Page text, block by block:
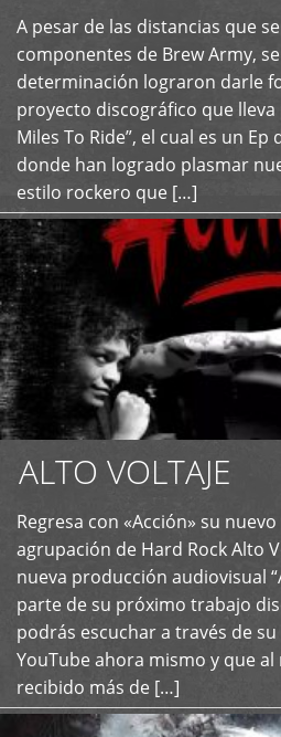
A pesar de las distancias que
componentes de Brew Army,
determinación lograron darle
proyecto discográfico que
Miles To Ride”, el cual es un
donde han logrado plasmar
estilo rockero que […]
+
ALTO VOLTAJE
Regresa con «Acción» su
agrupación de Hard Rock Alto
nueva producción audiovisual
parte de su próximo trabajo
podrás escuchar a través de
YouTube ahora mismo y que
recibido más de […]
+